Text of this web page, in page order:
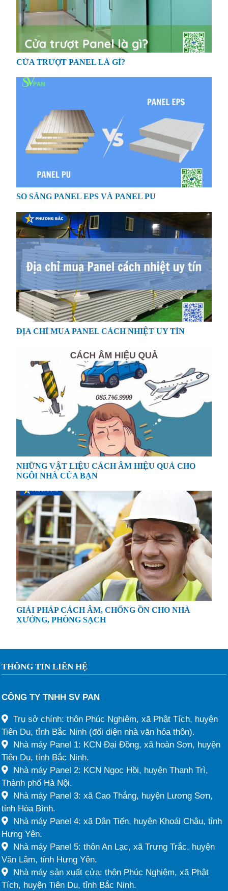
CỬA TRƯỢT PANEL LÀ GÌ?
SO SÁNG PANEL EPS VÀ PANEL PU
ĐỊA CHỈ MUA PANEL CÁCH NHIỆT UY TÍN
NHỮNG VẬT LIỆU CÁCH ÂM HIỆU QUẢ CHO
NGÔI NHÀ CỦA BẠN
GIẢI PHÁP CÁCH ÂM, CHỐNG ỒN CHO NHÀ
XƯỞNG, PHÒNG SẠCH
THÔNG TIN LIÊN HỆ
CÔNG TY TNHH SV PAN
Trụ sở chính: thôn Phúc Nghiêm, xã Phật Tích, huyện
Tiên Du, tỉnh Bắc Ninh (đối diện nhà văn hóa thôn).
Nhà máy Panel 1: KCN Đại Đồng, xã hoàn Sơn, huyện
Tiên Du, tỉnh Bắc Ninh.
Nhà máy Panel 2: KCN Ngọc Hồi, huyện Thanh Trì,
Thành phố Hà Nội.
Nhà máy Panel 3: xã Cao Thắng, huyện Lương Sơn,
tỉnh Hòa Bình.
Nhà máy Panel 4: xã Dân Tiến, huyện Khoái Châu, tỉnh
Hưng Yên.
Nhà máy Panel 5: thôn An Lạc, xã Trưng Trắc, huyện
Văn Lâm, tỉnh Hưng Yên.
Nhà máy sản xuất cửa: thôn Phúc Nghiêm, xã Phật
Tích, huyện Tiên Du, tỉnh Bắc Ninh.